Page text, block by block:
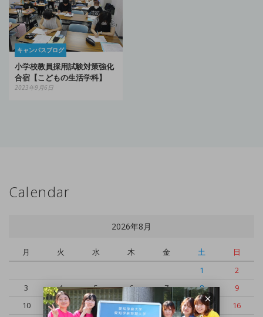
キャンパスブログ
小学校教員採用試験対策強化
合宿【こどもの生活学科】
2023年9月6日
Calendar
2026年8月
月 火 水 木 金 土
日
1
2
3
4 5 6 7 8
9
10
11 12 13 14 15
16